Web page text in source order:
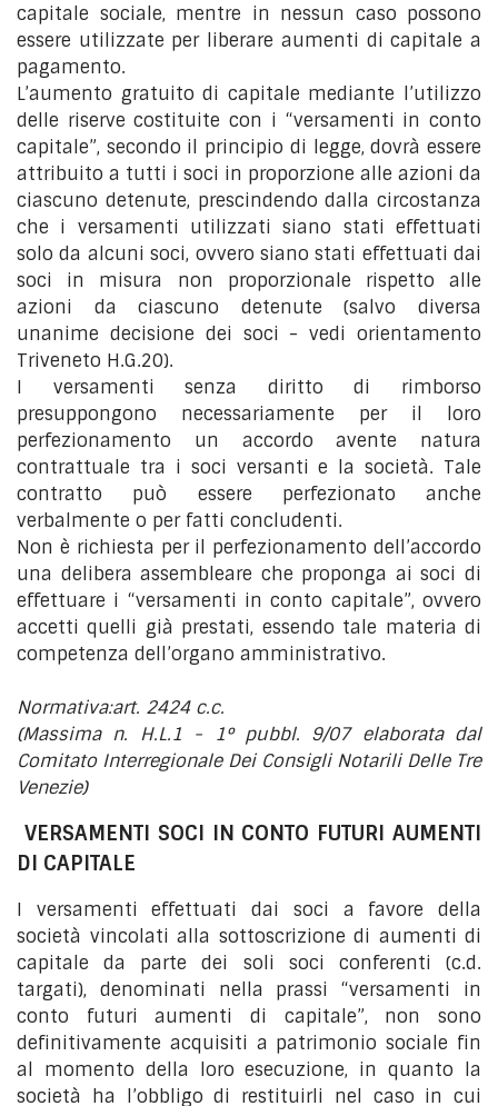
capitale sociale, mentre in nessun caso possono
essere utilizzate per liberare aumenti di capitale a
pagamento.
L’aumento gratuito di capitale mediante l’utilizzo
delle riserve costituite con i “versamenti in conto
capitale”, secondo il principio di legge, dovrà essere
attribuito a tutti i soci in proporzione alle azioni da
ciascuno detenute, prescindendo dalla circostanza
che i versamenti utilizzati siano stati effettuati
solo da alcuni soci, ovvero siano stati effettuati dai
soci in misura non proporzionale rispetto alle
azioni da ciascuno detenute (salvo diversa
unanime decisione dei soci - vedi orientamento
Triveneto H.G.20).
I versamenti senza diritto di rimborso
presuppongono necessariamente per il loro
perfezionamento un accordo avente natura
contrattuale tra i soci versanti e la società. Tale
contratto può essere perfezionato anche
verbalmente o per fatti concludenti.
Non è richiesta per il perfezionamento dell’accordo
una delibera assembleare che proponga ai soci di
effettuare i “versamenti in conto capitale”, ovvero
accetti quelli già prestati, essendo tale materia di
competenza dell’organo amministrativo.
Normativa:art. 2424 c.c.
(Massima n. H.L.1 - 1° pubbl. 9/07 elaborata dal
Comitato Interregionale Dei Consigli Notarili Delle Tre
Venezie)
VERSAMENTI SOCI IN CONTO FUTURI AUMENTI
DI CAPITALE
I versamenti effettuati dai soci a favore della
società vincolati alla sottoscrizione di aumenti di
capitale da parte dei soli soci conferenti (c.d.
targati), denominati nella prassi “versamenti in
conto futuri aumenti di capitale”, non sono
definitivamente acquisiti a patrimonio sociale fin
al momento della loro esecuzione, in quanto la
società ha l’obbligo di restituirli nel caso in cui